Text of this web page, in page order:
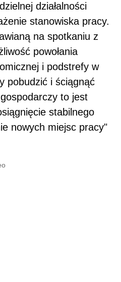
działalności
stanowiska pracy.
na spotkaniu z
powołania
i podstrefy w
pobudzić i ściągnąć
to jest
stabilnego
nowych miejsc pracy"